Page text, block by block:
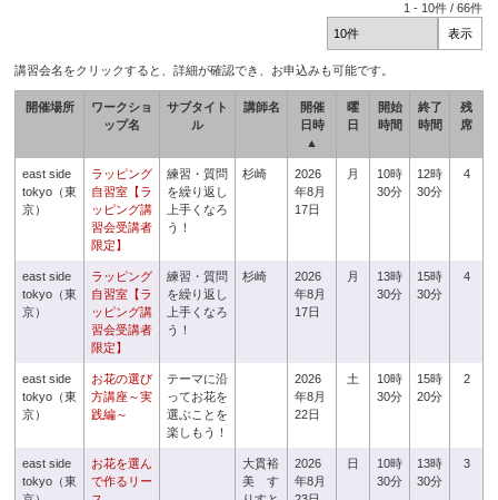
1 - 10件 /66件
講習会名をクリックすると、詳細が確認でき、お申込みも可能です。
開催場所
ワークショ
ップ名
サブタイト
ル
講師名
開催
日時
▲
曜
日
開始
時間
終了
時間
残
席
east side
tokyo（東
京）
ラッピング
自習室【ラ
ッピング講
習会受講者
限定】
練習・質問
を繰り返し
上手くなろ
う！
杉崎
2026
年8月
17日
月
10時
30分
12時
30分
4
east side
tokyo（東
京）
ラッピング
自習室【ラ
ッピング講
習会受講者
限定】
練習・質問
を繰り返し
上手くなろ
う！
杉崎
2026
年8月
17日
月
13時
30分
15時
30分
4
east side
tokyo（東
京）
お花の選び
方講座～実
践編～
テーマに沿
ってお花を
選ぶことを
楽しもう！
2026
年8月
22日
土
10時
30分
15時
20分
2
east side
tokyo（東
お花を選ん
で作るリー
大貫裕
美 す
2026
年8月
日
10時
30分
13時
30分
3